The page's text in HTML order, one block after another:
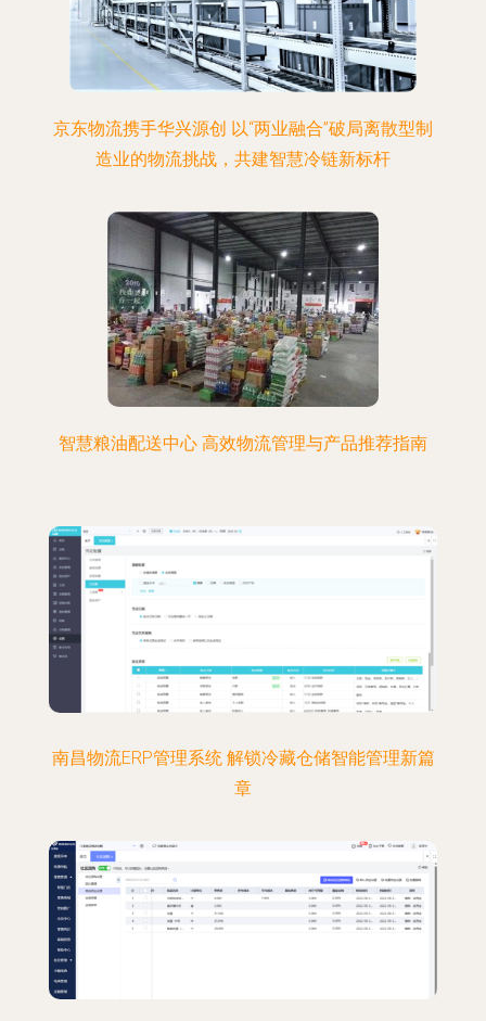
京东物流携手华兴源创 以“两业融合”破局离散型制
造业的物流挑战，共建智慧冷链新标杆
智慧粮油配送中心 高效物流管理与产品推荐指南
南昌物流ERP管理系统 解锁冷藏仓储智能管理新篇
章